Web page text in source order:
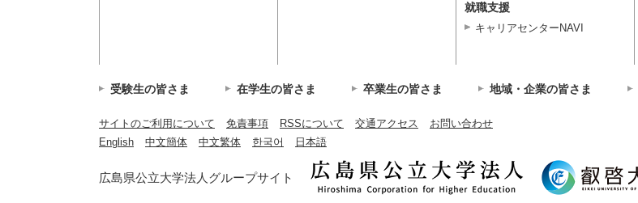
就職支援
キャリアセンターNAVI
受験生の皆さま 在学生の皆さま 卒業生の皆さま 地域・企業の皆さま
サイトのご利用について 免責事項 RSSについて 交通アクセス
お問い合わせ
English
中文簡体 中文繁体 한국어 日本語
広島県公立大学法人グループサイト